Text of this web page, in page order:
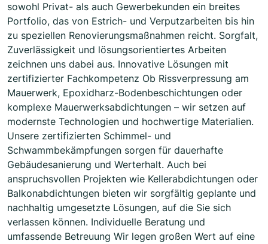
sowohl Privat- als auch Gewerbekunden ein breites
Portfolio, das von Estrich- und Verputzarbeiten bis hin
zu speziellen Renovierungsmaßnahmen reicht. Sorgfalt,
Zuverlässigkeit und lösungsorientiertes Arbeiten
zeichnen uns dabei aus. Innovative Lösungen mit
zertifizierter Fachkompetenz Ob Rissverpressung am
Mauerwerk, Epoxidharz-Bodenbeschichtungen oder
komplexe Mauerwerksabdichtungen – wir setzen auf
modernste Technologien und hochwertige Materialien.
Unsere zertifizierten Schimmel- und
Schwammbekämpfungen sorgen für dauerhafte
Gebäudesanierung und Werterhalt. Auch bei
anspruchsvollen Projekten wie Kellerabdichtungen oder
Balkonabdichtungen bieten wir sorgfältig geplante und
nachhaltig umgesetzte Lösungen, auf die Sie sich
verlassen können. Individuelle Beratung und
umfassende Betreuung Wir legen großen Wert auf eine